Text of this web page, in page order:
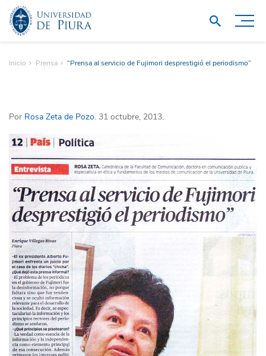
Inicio Prensa “Prensa al servicio de Fujimori desprestigió el periodismo”
Por Rosa Zeta de Pozo. 31 octubre, 2013.